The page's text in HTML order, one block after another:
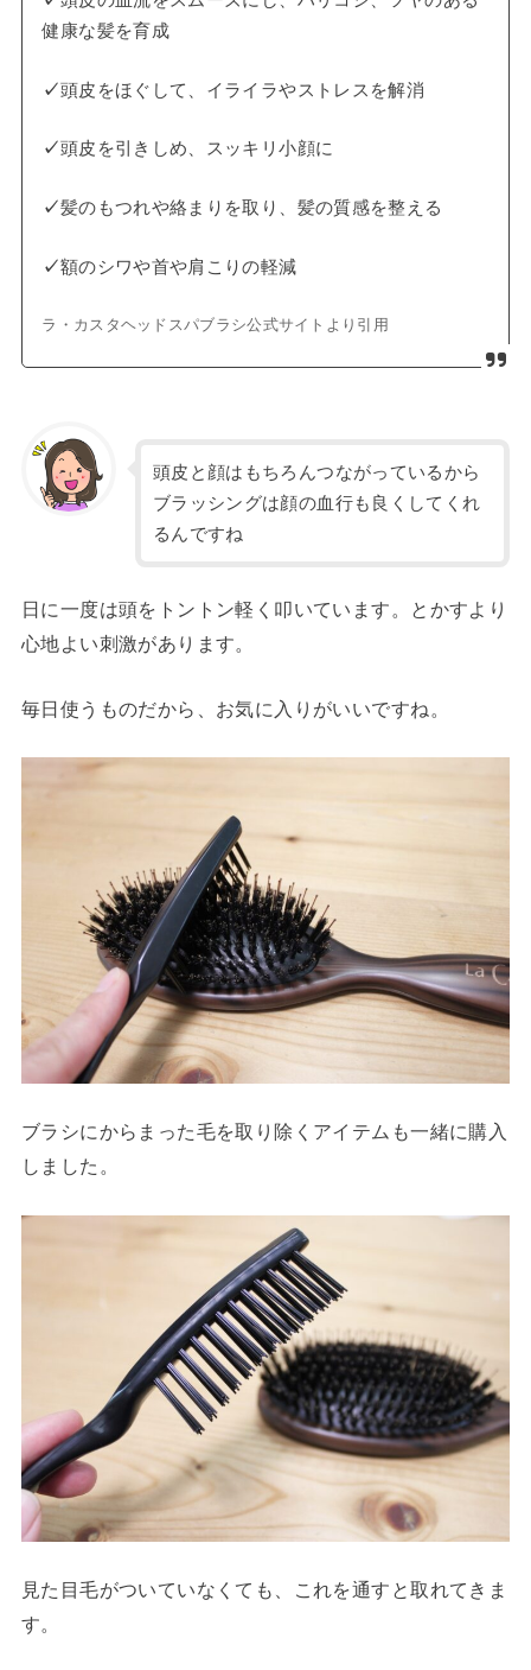
健康な髪を育成
✓頭皮をほぐして、イライラやストレスを解消
✓頭皮を引きしめ、スッキリ小顔に
✓髪のもつれや絡まりを取り、髪の質感を整える
✓額のシワや首や肩こりの軽減
ラ・カスタヘッドスパブラシ公式サイトより引用
頭皮と顔はもちろんつながっているから
ブラッシングは顔の血行も良くしてくれ
るんですね
日に一度は頭をトントン軽く叩いています。とかすより
心地よい刺激があります。
毎日使うものだから、お気に入りがいいですね。
ブラシにからまった毛を取り除くアイテムも一緒に購入
しました。
見た目毛がついていなくても、これを通すと取れてきま
す。